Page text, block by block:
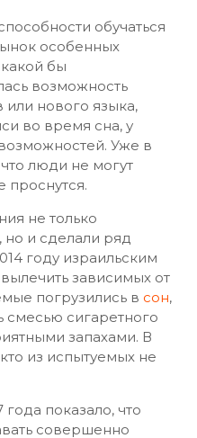
обучаться
особенных
бы
возможность
или нового языка,
во время сна, у
Уже в
люди не могут
проснутся.
не только
и сделали ряд
году израильским
зависимых от
погрузились в сон,
сигаретного
запахами. В
из испытуемых не
показало, что
совершенно